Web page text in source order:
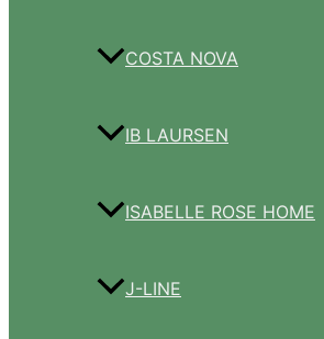
COSTA NOVA
IB LAURSEN
ISABELLE ROSE HOME
J-LINE